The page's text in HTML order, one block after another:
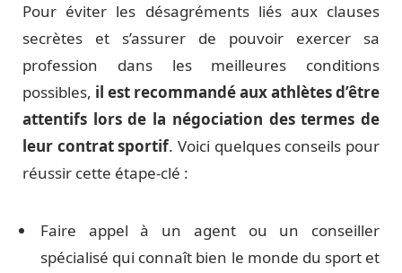
Pour éviter les désagréments liés aux clauses
secrètes et s’assurer de pouvoir exercer sa
profession dans les meilleures conditions
possibles, il est recommandé aux athlètes d’être
attentifs lors de la négociation des termes de
leur contrat sportif. Voici quelques conseils pour
réussir cette étape-clé :
Faire appel à un agent ou un conseiller
spécialisé qui connaît bien le monde du sport et